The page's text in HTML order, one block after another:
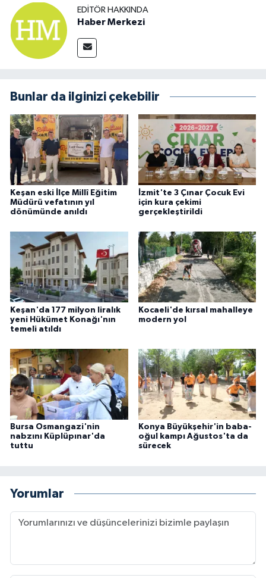
EDITÖR HAKKINDA
Haber Merkezi
Bunlar da ilginizi çekebilir
Keşan eski İlçe Millî Eğitim
Müdürü vefatının yıl
dönümünde anıldı
İzmit'te 3 Çınar Çocuk Evi
için kura çekimi
gerçekleştirildi
Keşan'da 177 milyon liralık
yeni Hükümet Konağı'nın
temeli atıldı
Kocaeli'de kırsal mahalleye
modern yol
Bursa Osmangazi'nin
nabzını Küplüpınar'da
tuttu
Konya Büyükşehir'in baba-
oğul kampı Ağustos'ta da
sürecek
Yorumlar